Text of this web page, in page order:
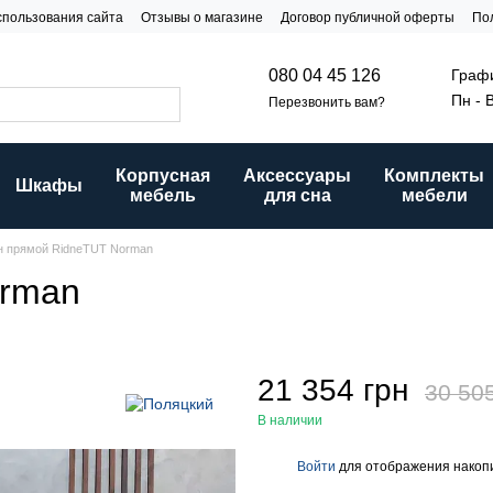
сайта Отзывы о магазине Договор публичной оферты
080 04 45 126
Перезвонить вам?
Пн -
Шкафы
Корпусная
мебель
Аксессуары
для сна
Комплекты
мебели
прямой RidneTUT Norman
21 354 грн 30
В наличии
Войти для отображения